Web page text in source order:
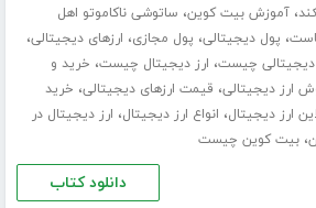
،آموزش بیت کوین، ساتوشی ناکاموتو اهل
، پول دیجیتالی، پول مجازی، ارزهای دیجیتالی،
دیجیتالی چیست، ارز دیجیتال چیست، خرید و
ارز دیجیتالی، قیمت ارزهای دیجیتالی، خرید
ارز دیجیتال، انواع ارز دیجیتال، ارز دیجیتال در
،بیت کوین چیست
دانلود کتاب